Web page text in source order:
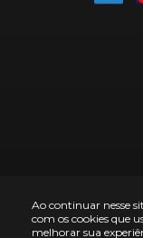
Ao continuar nesse
com os cookies que
melhorar sua